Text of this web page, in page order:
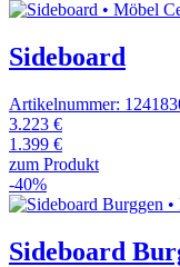
Sideboard
Artikelnummer:
3.223 €
1.399 €
zum Produkt
-40%
Sideboard